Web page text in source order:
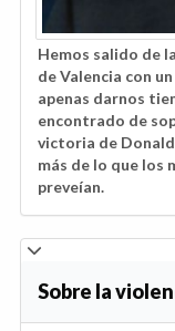
Hemos salido de
de Valencia con
apenas darnos
encontrado de
victoria de
más de lo que los
preveían.
Sobre la